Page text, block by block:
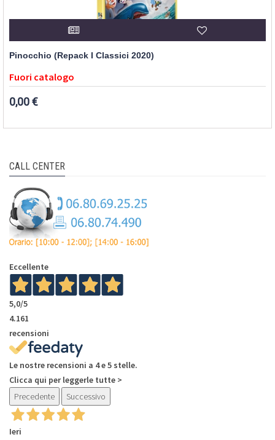
Pinocchio (Repack I Classici 2020)
Fuori catalogo
0,00 €
CALL CENTER
Eccellente
5,0/5
4.161
recensioni
Le nostre recensioni a 4 e 5 stelle.
Clicca qui per leggerle tutte >
Precedente
Successivo
Ieri